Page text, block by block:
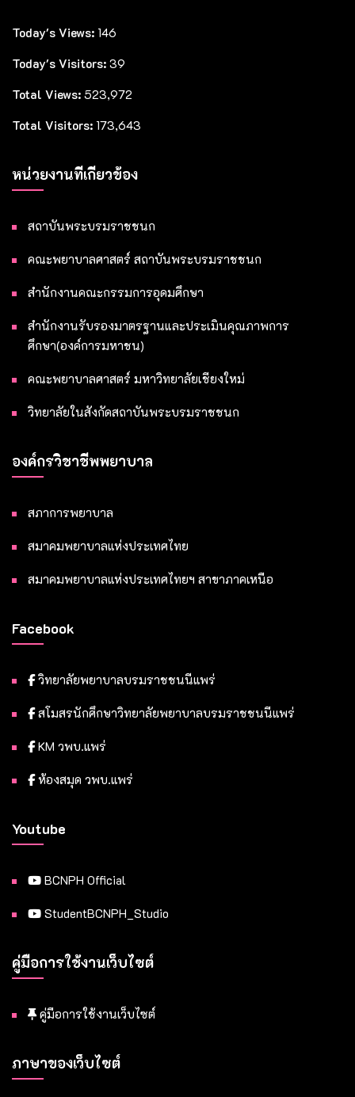
Today's Views: 146
Today's Visitors: 39
Total Views: 523,972
Total Visitors: 173,643
หน่วยงานที่เกี่ยวข้อง
สถาบันพระบรมราชชนก
คณะพยาบาลศาสตร์ สถาบันพระบรมราชชนก
สำนักงานคณะกรรมการอุดมศึกษา
สำนักงานรับรองมาตรฐานและประเมินคุณภาพการ
ศึกษา(องค์การมหาชน)
คณะพยาบาลศาสตร์ มหาวิทยาลัยเชียงใหม่
วิทยาลัยในสังกัดสถาบันพระบรมราชชนก
องค์กรวิชาชีพพยาบาล
สภาการพยาบาล
สมาคมพยาบาลแห่งประเทศไทย
สมาคมพยาบาลแห่งประเทศไทยฯ สาขาภาคเหนือ
Facebook
วิทยาลัยพยาบาลบรมราชชนนีแพร่
สโมสรนักศึกษาวิทยาลัยพยาบาลบรมราชชนนีแพร่
KM วพบ.แพร่
ห้องสมุด วพบ.แพร่
Youtube
BCNPH Official
StudentBCNPH_Studio
คู่มือการใช้งานเว็บไซต์
คู่มือการใช้งานเว็บไซต์
ภาษาของเว็บไซต์